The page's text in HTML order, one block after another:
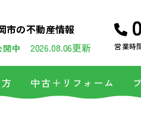
市の不動産情報
中 2026.08.06更新 営業時
中古＋リフォーム